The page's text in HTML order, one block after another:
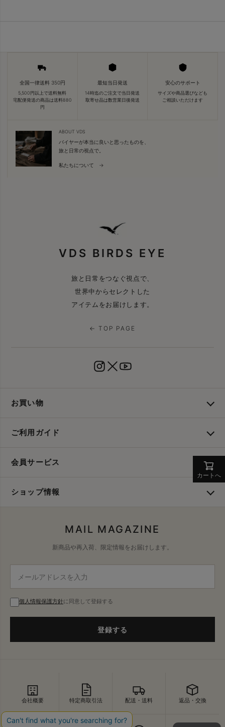
カートへ
全国一律送料 350円
5,500円以上で送料無料
宅配便発送の商品は送料880
円
最短当日発送
14時迄のご注文で当日発送
取寄せ品は数営業日後発送
安心のサポート
サイズや商品選びなども
ご相談いただけます
ABOUT VDS
バイヤーが本当に良いと思ったものを、
旅と日常の視点で。
私たちについて →
VDS BIRDS EYE
旅と日常をつなぐ視点で、
世界中からセレクトした
アイテムをお届けします。
← TOP PAGE
お買い物
ご利用ガイド
会員サービス
ショップ情報
MAIL MAGAZINE
新商品や再入荷、限定情報をお届けします。
個人情報保護方針に同意して登録する
登録する
会社概要 特定商取引法 配送・送料 返品・交換